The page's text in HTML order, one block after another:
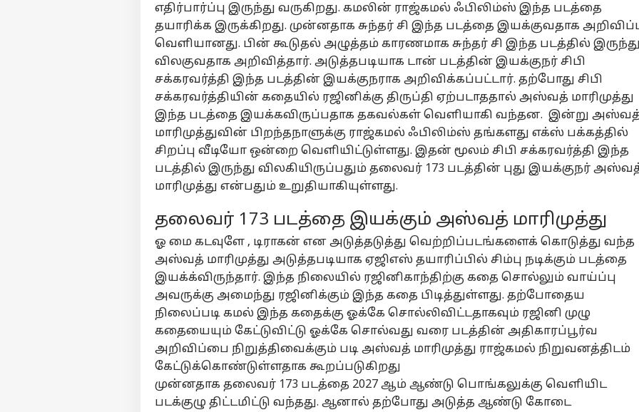
எதிர்பார்ப்பு இருந்து வருகிறது. கமலின் ராஜ்கமல் ஃபிலிம்ஸ் இந்த படத்தை
தயாரிக்க இருக்கிறது. முன்னதாக சுந்தர் சி இந்த படத்தை இயக்குவதாக
வெளியானது. பின் கூடுதல் அழுத்தம் காரணமாக சுந்தர் சி இந்த படத்தில் இருந்து
விலகுவதாக அறிவித்தார். அடுத்தபடியாக டான் படத்தின் இயக்குநர் சிபி
சக்கரவர்த்தி இந்த படத்தின் இயக்குநராக அறிவிக்கப்பட்டார். தற்போது சிபி
சக்கரவர்த்தியின் கதையில் ரஜினிக்கு திருப்தி ஏற்படாததால் அஸ்வத் மாரிமுத்து
இந்த படத்தை இயக்கவிருப்பதாக தகவல்கள் வெளியாகி வந்தன. இன்று
மாரிமுத்துவின் பிறந்தநாளுக்கு ராஜ்கமல் ஃபிலிம்ஸ் தங்களது எக்ஸ் பக்கத்தில்
சிறப்பு வீடியோ ஒன்றை வெளியிட்டுள்ளது. இதன் மூலம் சிபி சக்கரவர்த்தி இந்த
படத்தில் இருந்து விலகியிருப்பதும் தலைவர் 173 படத்தின் புது இயக்குநர்
மாரிமுத்து என்பதும் உறுதியாகியுள்ளது.
தலைவர் 173 படத்தை இயக்கும் அஸ்வத் மாரிமுத்து
ஓ மை கடவுளே , டிராகன் என அடுத்தடுத்து வெற்றிப்படங்களைக் கொடுத்து வந்த
அஸ்வத் மாரிமுத்து அடுத்தபடியாக ஏஜிஎஸ் தயாரிப்பில் சிம்பு நடிக்கும் படத்தை
இயக்க்விருந்தார். இந்த நிலையில் ரஜினிகாந்திற்கு கதை சொல்லும் வாய்ப்பு
அவருக்கு அமைந்து ரஜினிக்கும் இந்த கதை பிடித்துள்ளது. தற்போதைய
நிலைப்படி கமல் இந்த கதைக்கு ஓக்கே சொல்லிவிட்டதாகவும் ரஜினி முழு
கதையையும் கேட்டுவிட்டு ஓக்கே சொல்வது வரை படத்தின் அதிகாரப்பூர்வ
அறிவிப்பை நிறுத்திவைக்கும் படி அஸ்வத் மாரிமுத்து ராஜ்கமல் நிறுவனத்திடம்
கேட்டுக்கொண்டுள்ளதாக கூறப்படுகிறது
முன்னதாக தலைவர் 173 படத்தை 2027 ஆம் ஆண்டு பொங்கலுக்கு வெளியிட
படக்குழு திட்டமிட்டு வந்தது. ஆனால் தற்போது அடுத்த ஆண்டு கோடை
பர்சனல் கார்னர்